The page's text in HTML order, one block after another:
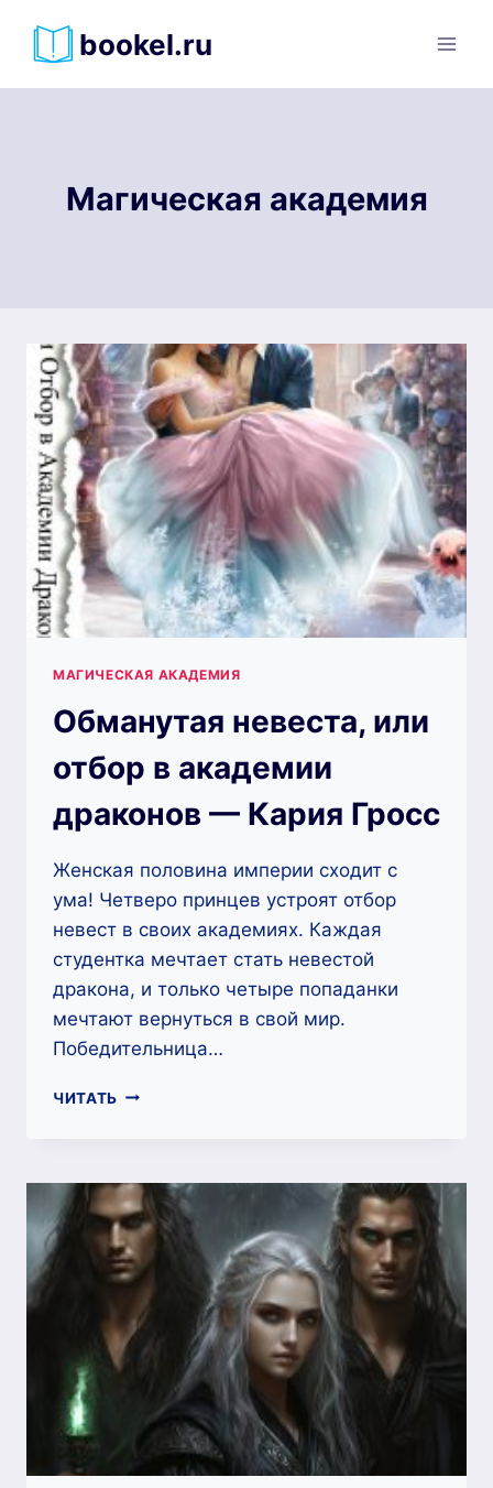
bookel.ru
Магическая академия
МАГИЧЕСКАЯ АКАДЕМИЯ
Обманутая невеста, или
отбор в академии
драконов — Кария Гросс
Женская половина империи сходит с
ума! Четверо принцев устроят отбор
невест в своих академиях. Каждая
студентка мечтает стать невестой
дракона, и только четыре попаданки
мечтают вернуться в свой мир.
Победительница…
ЧИТАТЬ ОБМАНУТАЯ
В
АКАДЕМИИ
ДРАКОНОВ
—
КАРИЯ
ГРОСС